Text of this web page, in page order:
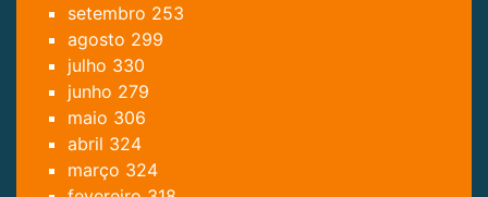
setembro 253
agosto 299
julho 330
junho 279
maio 306
abril 324
março 324